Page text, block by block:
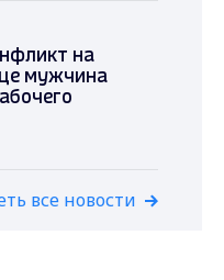
на
мужчина
все новости